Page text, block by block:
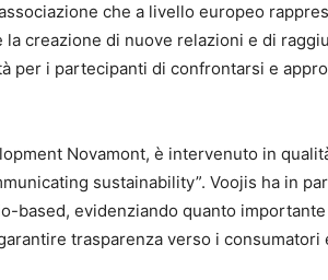
che a livello europeo
creazione di nuove relazioni e di
per i partecipanti di confrontarsi e
Novamont, è intervenuto in
sustainability”. Voojis ha in
based, evidenziando quanto
trasparenza verso i consumatori